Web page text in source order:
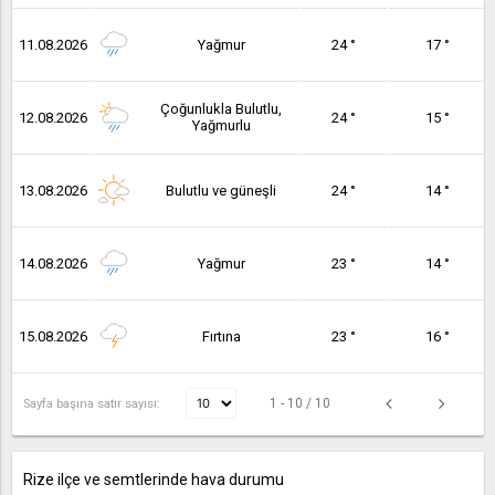
11.08.2026 Yağmur 24 ° 17 °
12.08.2026
Çoğunlukla Bulutlu,
Yağmurlu
24 ° 15 °
13.08.2026 Bulutlu ve güneşli 24 ° 14 °
14.08.2026 Yağmur 23 ° 14 °
15.08.2026 Fırtına 23 ° 16 °
Sayfa başına satır sayısı: 1 - 10 / 10
Rize ilçe ve semtlerinde hava durumu